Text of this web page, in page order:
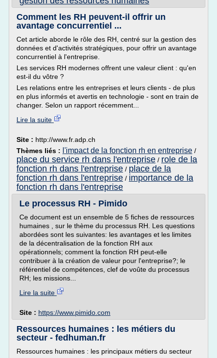
Comment les RH peuvent-il offrir un
avantage concurrentiel ...
Cet article aborde le rôle des RH, centré sur la gestion des
données et d'activités stratégiques, pour offrir un avantage
concurrentiel à l'entreprise.
Les services RH modernes offrent une valeur client : qu'en
est-il du vôtre ?
Les relations entre les entreprises et leurs clients - de plus
en plus informés et avertis en technologie - sont en train de
changer. Selon un rapport récemment...
Lire la suite
Site : http://www.fr.adp.ch
Thèmes liés : l'impact de la fonction rh en entreprise /
place du service rh dans l'entreprise / role de la
fonction rh dans l'entreprise / place de la
fonction rh dans l'entreprise / importance de la
fonction rh dans l'entreprise
Le processus RH - Pimido
Ce document est un ensemble de 5 fiches de ressources
humaines , sur le thème du processus RH. Les questions
abordées sont les suivantes: les avantages et les limites
de la décentralisation de la fonction RH aux
opérationnels; comment la fonction RH peut-elle
contribuer à la création de valeur pour l'entreprise?; le
référentiel de compétences, clef de voûte du processus
RH; les missions...
Lire la suite
Site : https://www.pimido.com
Ressources humaines : les métiers du
secteur - fedhuman.fr
Ressources humaines : les principaux métiers du secteur